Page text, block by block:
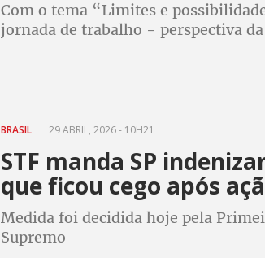
Com o tema “Limites e
jornada de trabalho - perspectiva da
BRASIL 29 ABRIL, 2026 - 10H21
STF manda SP
que ficou cego após
Medida foi decidida hoje pela
Supremo